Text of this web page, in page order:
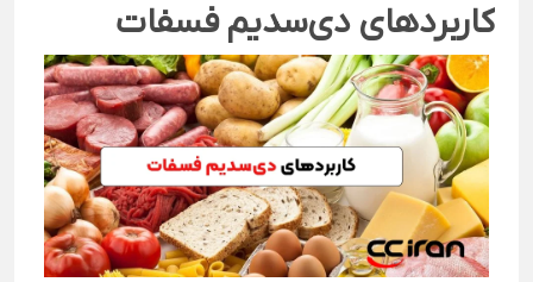
کاربردهای دی‌سدیم فسفات